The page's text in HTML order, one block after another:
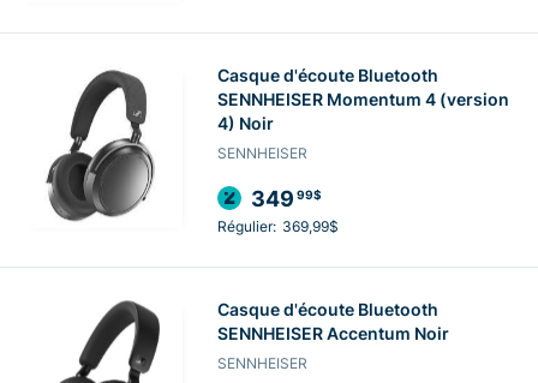
Casque d'écoute Bluetooth
SENNHEISER Momentum 4 (version
4) Noir
SENNHEISER
349 99$
Régulier: 369,99$
Casque d'écoute Bluetooth
SENNHEISER Accentum Noir
SENNHEISER